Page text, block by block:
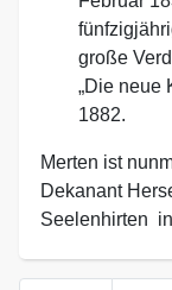
große
„Die neue
1882.
Merten ist
Dekanant
Seelenhirten